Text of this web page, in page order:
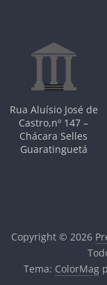
Rua Aluísio José de
Castro,nº 147 –
Chácara Selles
Guaratinguetá
Copyright © 2026
Tema: ColorMag